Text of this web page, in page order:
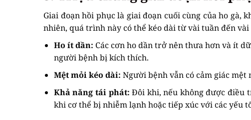
Giai đoạn hồi phục là giai đoạn cuối cùng của ho gà,
nhiên, quá trình này có thể kéo dài từ vài tuần đến
Ho ít dần: Các cơn ho dần trở nên thưa hơn và ít
người bệnh bị kích thích.
Mệt mỏi kéo dài: Người bệnh vẫn có cảm giác
Khả năng tái phát: Đôi khi, nếu không được điều
khi cơ thể bị nhiễm lạnh hoặc tiếp xúc với các yếu